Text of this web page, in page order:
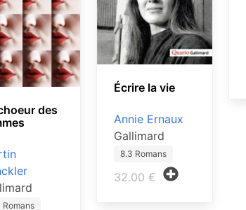
des
Romans
Écrire la vie
Annie Ernaux
Gallimard
8.3 Romans
32.00 €